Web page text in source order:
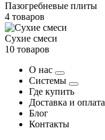
Пазогребневые плиты
4 товаров
Сухие смеси
10 товаров
О нас
Системы
Где купить
Доставка и оплата
Блог
Контакты